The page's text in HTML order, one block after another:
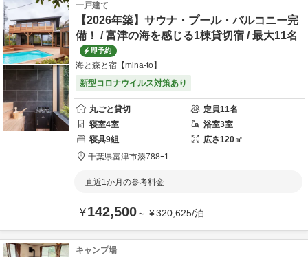
一戸建て
【2026年築】サウナ・プール・バルコニー完
備！ / 富津の海を感じる1棟貸切宿 / 最大11名
即予約
海と森と宿【mina-to】
新型コロナウイルス対策あり
丸ごと貸切 定員11名
寝室4室 浴室3室
寝具9組 広さ120㎡
千葉県富津市湊788ｰ1
直近1か月の参考料金
¥142,500～ ¥320,625/泊
キャンプ場